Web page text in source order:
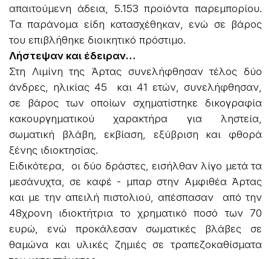
απαιτούμενη άδεια, 5.153 προϊόντα παρεμπορίου.
Τα παράνομα είδη κατασχέθηκαν, ενώ σε βάρος
του επιβλήθηκε διοικητικό πρόστιμο.
Λήστεψαν και έδειραν…
Στη Λιμίνη της Άρτας συνελήφθησαν τέλος δύο
άνδρες, ηλικίας 45 και 41 ετών, συνελήφθησαν,
σε βάρος των οποίων σχηματίστηκε δικογραφία
κακουργηματικού χαρακτήρα για ληστεία,
σωματική βλάβη, εκβίαση, εξύβριση και φθορά
ξένης ιδιοκτησίας.
Ειδικότερα, οι δύο δράστες, εισήλθαν λίγο μετά τα
μεσάνυχτα, σε καφέ - μπαρ στην Αμφιθέα Άρτας
και με την απειλή πιστολιού, απέσπασαν από την
48χρονη ιδιοκτήτρια το χρηματικό ποσό των 70
ευρώ, ενώ προκάλεσαν σωματικές βλάβες σε
θαμώνα και υλικές ζημιές σε τραπεζοκαθίσματα